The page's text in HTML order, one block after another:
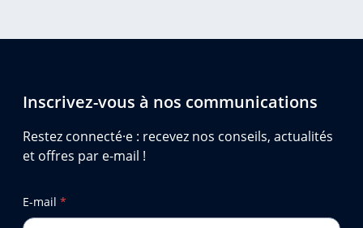
Inscrivez-vous à nos communications
Restez connecté·e : recevez nos conseils, actualités
et offres par e-mail !
E-mail *